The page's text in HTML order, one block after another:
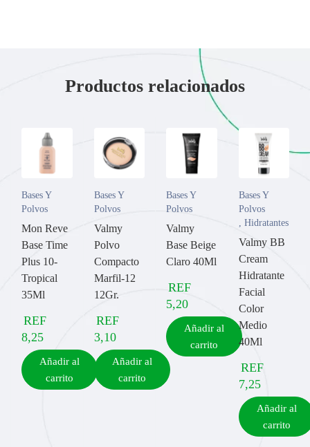
Productos relacionados
Bases Y
Polvos
Mon Reve
Base Time
Plus 10-
Tropical
35Ml
REF
8,25
Añadir al
carrito
Bases Y
Polvos
Valmy
Polvo
Compacto
Marfil-12
12Gr.
REF
3,10
Añadir al
carrito
Bases Y
Polvos
Valmy
Base Beige
Claro 40Ml
REF
5,20
Añadir al
carrito
Bases Y
Polvos
, Hidratantes
Valmy BB
Cream
Hidratante
Facial
Color
Medio
40Ml
REF
7,25
Añadir al
carrito